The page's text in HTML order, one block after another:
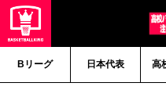
Bリーグ 日本代表 高